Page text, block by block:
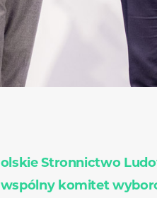
olskie Stronnictwo
wspólny komitet